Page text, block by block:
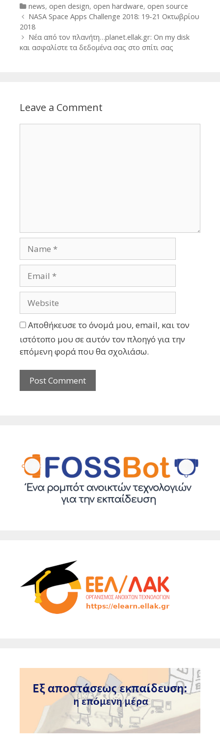
Categories
news, open design, open hardware, open source
Post
navigation
NASA Space Apps Challenge 2018: 19-21 Οκτωβρίου
2018
Νέα από τον πλανήτη…planet.ellak.gr: On my disk
και ασφαλίστε τα δεδομένα σας στο σπίτι σας
Leave a Comment
Αποθήκευσε το όνομά μου, email, και τον
ιστότοπο μου σε αυτόν τον πλοηγό για την
επόμενη φορά που θα σχολιάσω.